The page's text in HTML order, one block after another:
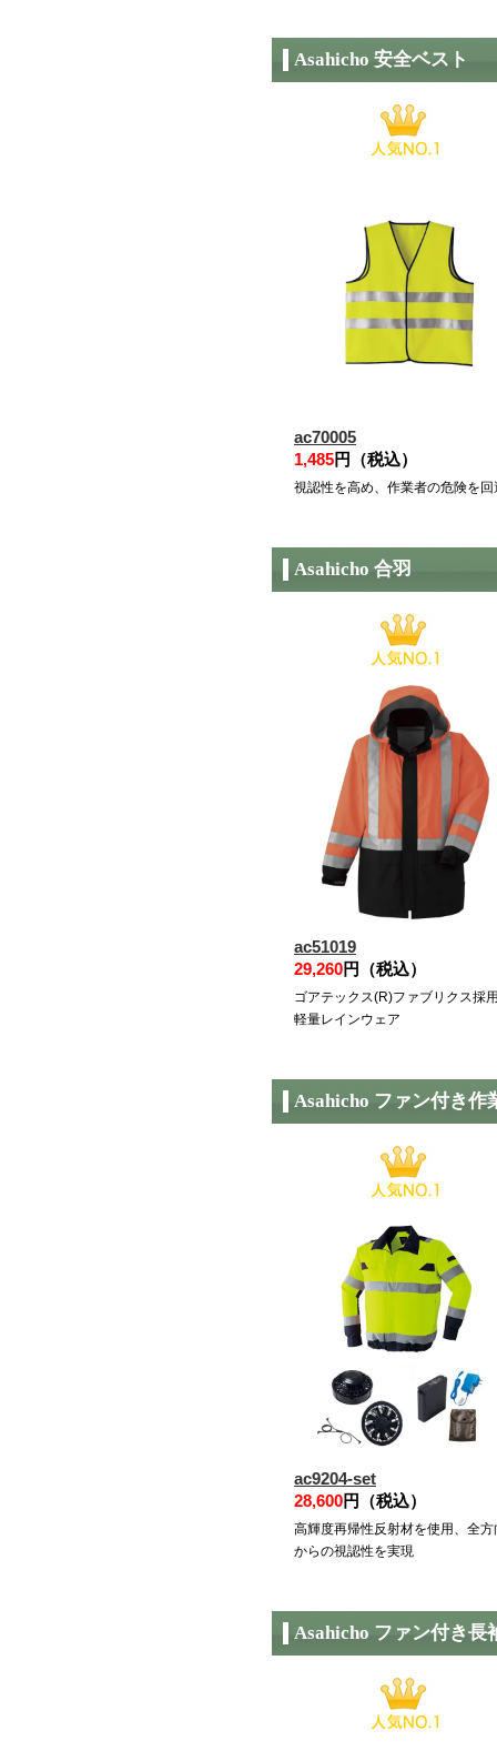
Asahicho 安全ベスト
ac70005
1,485円（税込）
視認性を高め、作業者の危険を回
Asahicho 合羽
ac51019
29,260円（税込）
ゴアテックス(R)ファブリクス採
軽量レインウェア
Asahicho ファン付き作
ac9204-set
28,600円（税込）
高輝度再帰性反射材を使用、全方
からの視認性を実現
Asahicho ファン付き長